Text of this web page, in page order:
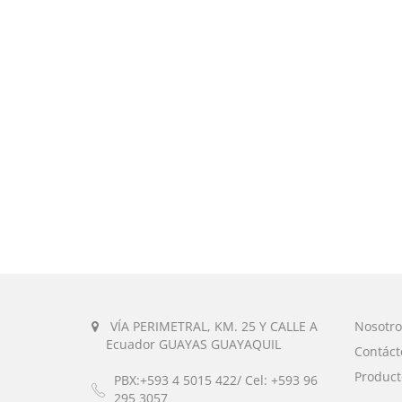
VÍA PERIMETRAL, KM. 25 Y CALLE A
Ecuador GUAYAS GUAYAQUIL
PBX:+593 4 5015 422/ Cel: +593 96
295 3057